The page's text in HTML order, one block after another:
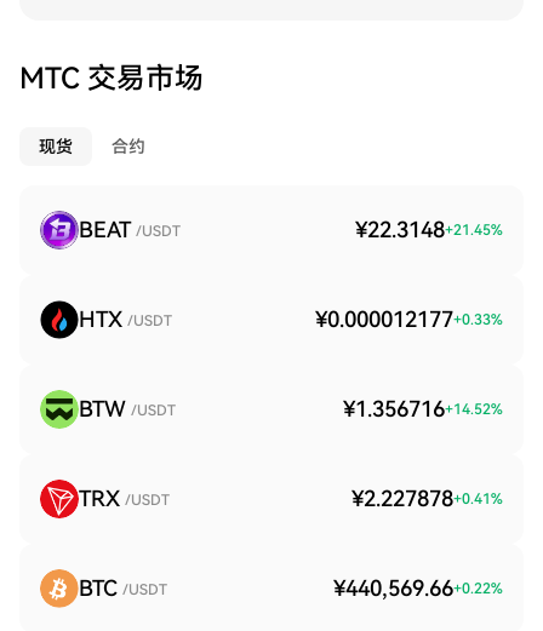
MTC 交易市场
现货 合约
BEAT /USDT ¥22.3148+21.45%
HTX /USDT ¥0.000012177+0.33%
BTW /USDT ¥1.356716+14.52%
TRX /USDT ¥2.227878+0.41%
BTC /USDT ¥440,569.66+0.22%